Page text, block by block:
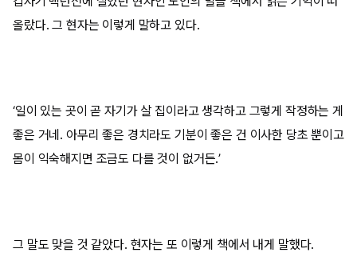
올랐다. 그 현자는 이렇게 말하고 있다.
‘일이 있는 곳이 곧 자기가 살 집이라고 생각하고 그렇게 작정하는 게
좋은 거네. 아무리 좋은 경치라도 기분이 좋은 건 이사한 당초 뿐이고
몸이 익숙해지면 조금도 다를 것이 없거든.’
그 말도 맞을 것 같았다. 현자는 또 이렇게 책에서 내게 말했다.